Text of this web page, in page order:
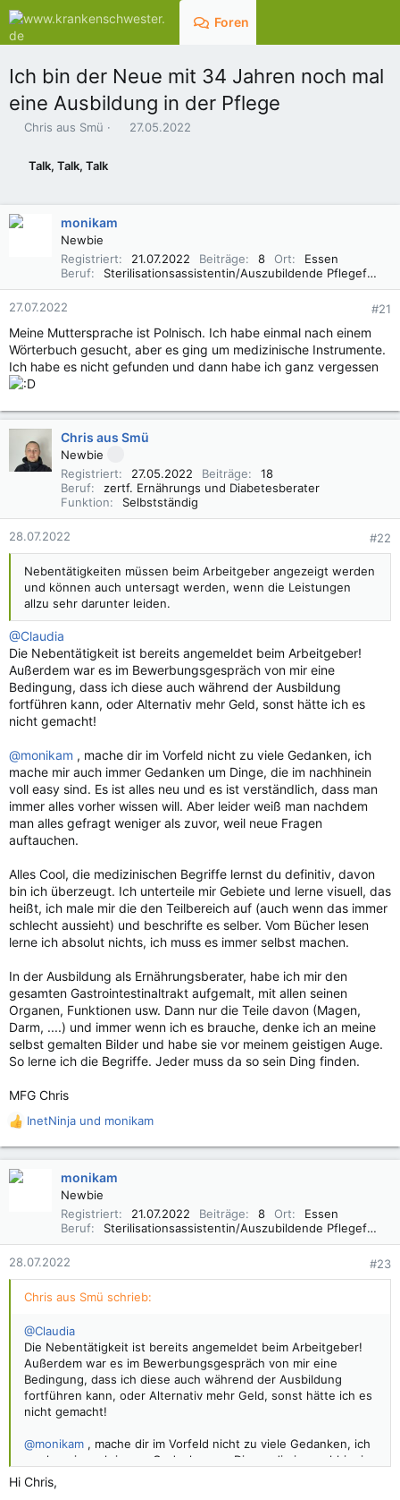
Foren
Ich bin der Neue mit 34 Jahren noch mal
eine Ausbildung in der Pflege
E
s
l
Chris aus Smü
E
l
a
m
27.05.2022
Talk, Talk, Talk
monikam
Newbie
Registriert
21.07.2022 Beiträge 8 Ort
Essen
Beruf
Sterilisationsassistentin/Auszubildende Pflegefachfrau
27.07.2022 #21
Meine Muttersprache ist Polnisch. Ich habe einmal nach einem
Wörterbuch gesucht, aber es ging um medizinische Instrumente.
Ich habe es nicht gefunden und dann habe ich ganz vergessen
Chris aus Smü
Newbie
Registriert
27.05.2022 Beiträge
18
Beruf
zertf. Ernährungs und Diabetesberater
Funktion
Selbstständig
28.07.2022 #22
Nebentätigkeiten müssen beim Arbeitgeber angezeigt werden
und können auch untersagt werden, wenn die Leistungen
allzu sehr darunter leiden.
@Claudia
Die Nebentätigkeit ist bereits angemeldet beim Arbeitgeber!
Außerdem war es im Bewerbungsgespräch von mir eine
Bedingung, dass ich diese auch während der Ausbildung
fortführen kann, oder Alternativ mehr Geld, sonst hätte ich es
nicht gemacht!
@monikam , mache dir im Vorfeld nicht zu viele Gedanken, ich
mache mir auch immer Gedanken um Dinge, die im nachhinein
voll easy sind. Es ist alles neu und es ist verständlich, dass man
immer alles vorher wissen will. Aber leider weiß man nachdem
man alles gefragt weniger als zuvor, weil neue Fragen
auftauchen.
Alles Cool, die medizinischen Begriffe lernst du definitiv, davon
bin ich überzeugt. Ich unterteile mir Gebiete und lerne visuell, das
heißt, ich male mir die den Teilbereich auf (auch wenn das immer
schlecht aussieht) und beschrifte es selber. Vom Bücher lesen
lerne ich absolut nichts, ich muss es immer selbst machen.
In der Ausbildung als Ernährungsberater, habe ich mir den
gesamten Gastrointestinaltrakt aufgemalt, mit allen seinen
Organen, Funktionen usw. Dann nur die Teile davon (Magen,
Darm, ....) und immer wenn ich es brauche, denke ich an meine
selbst gemalten Bilder und habe sie vor meinem geistigen Auge.
So lerne ich die Begriffe. Jeder muss da so sein Ding finden.
MFG Chris
R
e
a
k
e
InetNinja und monikam
monikam
Newbie
Registriert
21.07.2022 Beiträge 8 Ort
Essen
Beruf
Sterilisationsassistentin/Auszubildende Pflegefachfrau
28.07.2022 #23
Chris aus Smü schrieb:
@Claudia
Die Nebentätigkeit ist bereits angemeldet beim Arbeitgeber!
Außerdem war es im Bewerbungsgespräch von mir eine
Bedingung, dass ich diese auch während der Ausbildung
fortführen kann, oder Alternativ mehr Geld, sonst hätte ich es
nicht gemacht!
@monikam , mache dir im Vorfeld nicht zu viele Gedanken, ich
mache mir auch immer Gedanken um Dinge, die im nachhinein
voll easy sind. Es ist alles neu und es ist verständlich, dass
man immer alles vorher wissen will. Aber leider weiß man
Hi Chris,